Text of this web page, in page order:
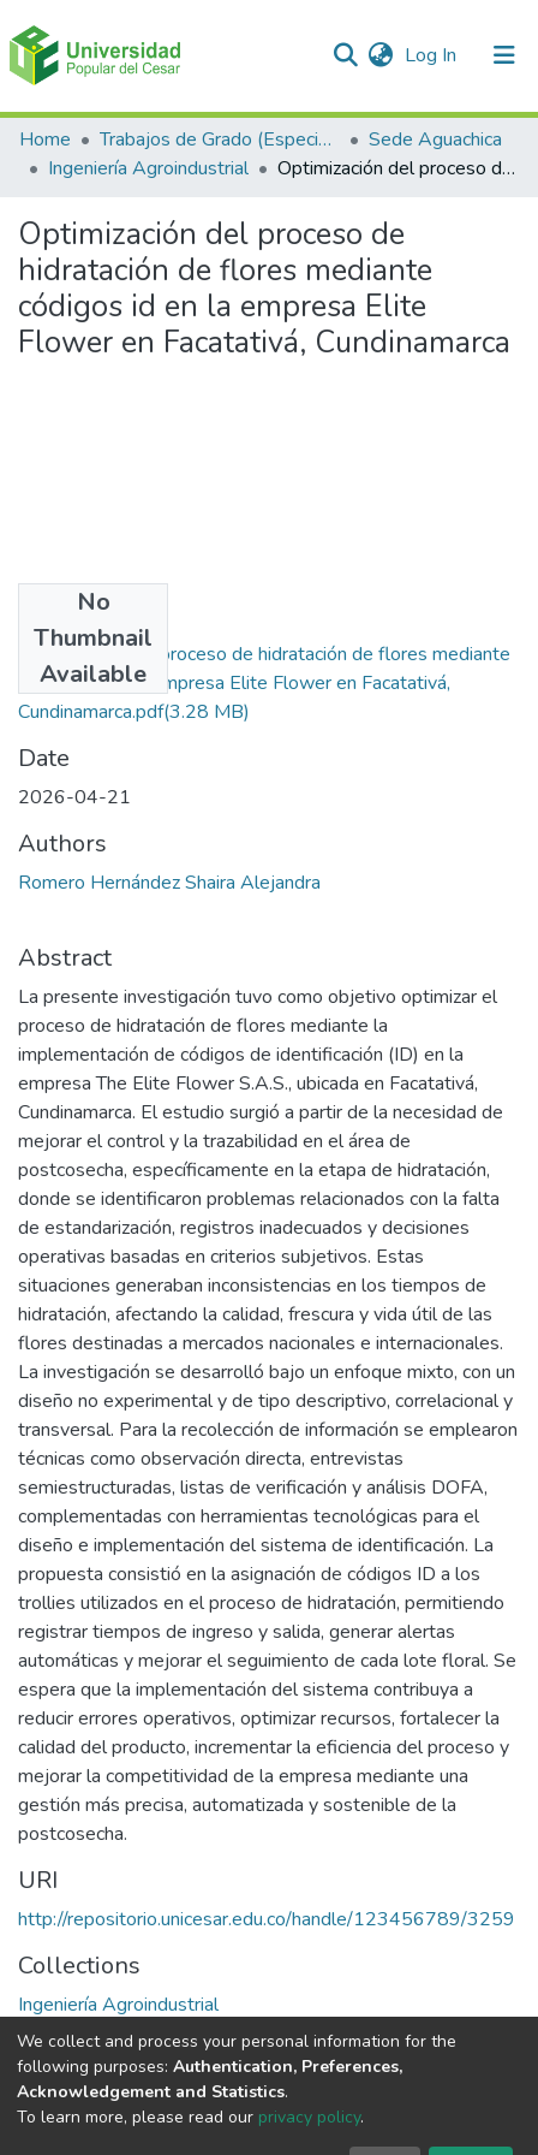
Log In (current)
Communities & Collections
All of DSpace
Statistics
Home Trabajos de Grado (Especializaciones y Pregrados)
Sede Aguachica
Ingeniería Agroindustrial
Optimización del proceso de hidratación de flores mediante códigos id en la empresa Elite Flower en Facatativá, Cundinamarca
Optimización del proceso de
hidratación de flores mediante
códigos id en la empresa Elite
Flower en Facatativá, Cundinamarca
No
Thumbnail
Available
Optimización del proceso de hidratación de flores mediante
códigos id en la empresa Elite Flower en Facatativá,
Cundinamarca.pdf(3.28 MB)
Date
2026-04-21
Authors
Romero Hernández Shaira Alejandra
Abstract
La presente investigación tuvo como objetivo optimizar el
proceso de hidratación de flores mediante la
implementación de códigos de identificación (ID) en la
empresa The Elite Flower S.A.S., ubicada en Facatativá,
Cundinamarca. El estudio surgió a partir de la necesidad de
mejorar el control y la trazabilidad en el área de
postcosecha, específicamente en la etapa de hidratación,
donde se identificaron problemas relacionados con la falta
de estandarización, registros inadecuados y decisiones
operativas basadas en criterios subjetivos. Estas
situaciones generaban inconsistencias en los tiempos de
hidratación, afectando la calidad, frescura y vida útil de las
flores destinadas a mercados nacionales e internacionales.
La investigación se desarrolló bajo un enfoque mixto, con un
diseño no experimental y de tipo descriptivo, correlacional y
transversal. Para la recolección de información se emplearon
técnicas como observación directa, entrevistas
semiestructuradas, listas de verificación y análisis DOFA,
complementadas con herramientas tecnológicas para el
diseño e implementación del sistema de identificación. La
propuesta consistió en la asignación de códigos ID a los
trollies utilizados en el proceso de hidratación, permitiendo
registrar tiempos de ingreso y salida, generar alertas
automáticas y mejorar el seguimiento de cada lote floral. Se
espera que la implementación del sistema contribuya a
reducir errores operativos, optimizar recursos, fortalecer la
calidad del producto, incrementar la eficiencia del proceso y
mejorar la competitividad de la empresa mediante una
gestión más precisa, automatizada y sostenible de la
postcosecha.
URI
http://repositorio.unicesar.edu.co/handle/123456789/3259
Collections
Ingeniería Agroindustrial
Full item page
DSpace software copyright © 2002-2026
We collect and process your personal information for the
following purposes: Authentication, Preferences,
Acknowledgement and Statistics.
To learn more, please read our privacy policy.